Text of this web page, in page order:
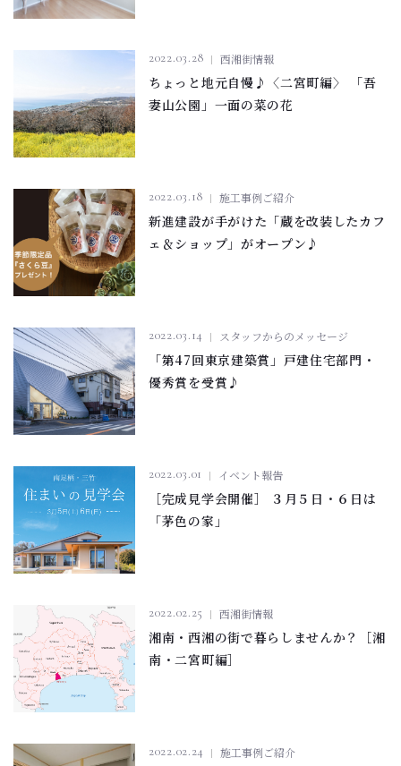
2022.03.28 西湘街情報
ちょっと地元自慢♪〈二宮町編〉 「吾
妻山公園」一面の菜の花
2022.03.18 施工事例ご紹介
新進建設が手がけた「蔵を改装したカフ
ェ＆ショップ」がオープン♪
2022.03.14 スタッフからのメッセージ
「第47回東京建築賞」戸建住宅部門・
優秀賞を受賞♪
2022.03.01 イベント報告
［完成見学会開催］ ３月５日・６日は
「茅色の家」
2022.02.25 西湘街情報
湘南・西湘の街で暮らしませんか？［湘
南・二宮町編］
2022.02.24 施工事例ご紹介